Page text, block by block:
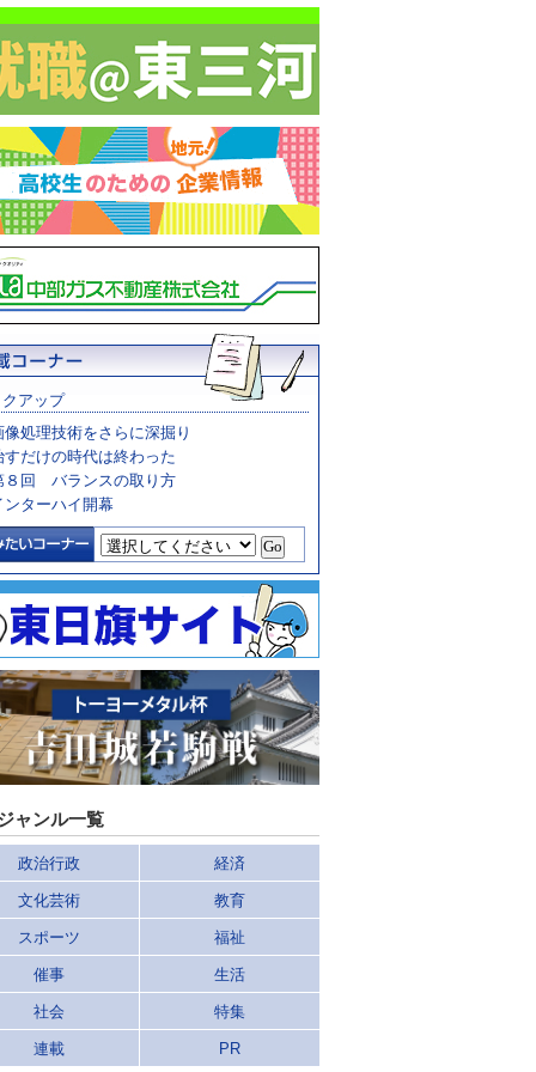
アップ
像処理技術をさらに深掘り
すだけの時代は終わった
８回 バランスの取り方
ンターハイ開幕
ャンル一覧
政治行政 経済
文化芸術 教育
スポーツ 福祉
催事 生活
社会 特集
連載 PR